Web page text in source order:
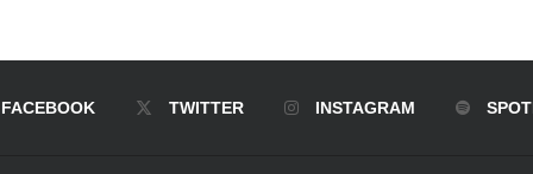
FACEBOOK TWITTER INSTAGRAM